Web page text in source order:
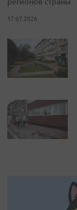
17.07.2026